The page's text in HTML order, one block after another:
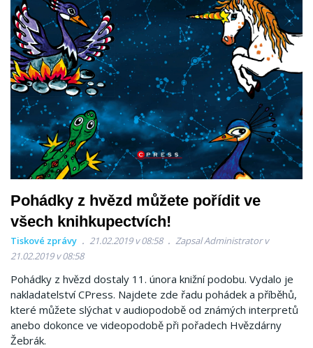
Pohádky z hvězd můžete pořídit ve
všech knihkupectvích!
Tiskové zprávy 21.02.2019 v 08:58
Zapsal Administrator v
21.02.2019 v 08:58
Pohádky z hvězd dostaly 11. února knižní podobu. Vydalo je
nakladatelství CPress. Najdete zde řadu pohádek a příběhů,
které můžete slýchat v audiopodobě od známých interpretů
anebo dokonce ve videopodobě při pořadech Hvězdárny
Žebrák.